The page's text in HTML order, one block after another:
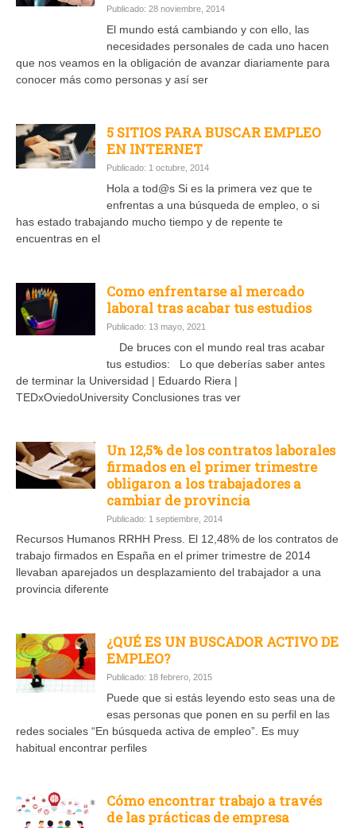
Publicado: 28 noviembre, 2014
El mundo está cambiando y con ello, las
necesidades personales de cada uno hacen
que nos veamos en la obligación de avanzar diariamente para
conocer más como personas y así ser
5 SITIOS PARA BUSCAR EMPLEO
EN INTERNET
Publicado: 1 octubre, 2014
Hola a tod@s Si es la primera vez que te
enfrentas a una búsqueda de empleo, o si
has estado trabajando mucho tiempo y de repente te
encuentras en el
Como enfrentarse al mercado
laboral tras acabar tus estudios
Publicado: 13 mayo, 2021
De bruces con el mundo real tras acabar
tus estudios: Lo que deberías saber antes
de terminar la Universidad | Eduardo Riera |
TEDxOviedoUniversity Conclusiones tras ver
Un 12,5% de los contratos laborales
firmados en el primer trimestre
obligaron a los trabajadores a
cambiar de provincia
Publicado: 1 septiembre, 2014
Recursos Humanos RRHH Press. El 12,48% de los contratos de
trabajo firmados en España en el primer trimestre de 2014
llevaban aparejados un desplazamiento del trabajador a una
provincia diferente
¿QUÉ ES UN BUSCADOR ACTIVO DE
EMPLEO?
Publicado: 18 febrero, 2015
Puede que si estás leyendo esto seas una de
esas personas que ponen en su perfil en las
redes sociales “En búsqueda activa de empleo”. Es muy
habitual encontrar perfiles
Cómo encontrar trabajo a través
de las prácticas de empresa